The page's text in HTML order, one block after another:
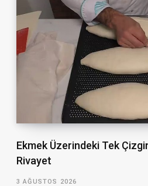
Ekmek Üzerindeki Tek
Rivayet
3 AĞUSTOS 2026